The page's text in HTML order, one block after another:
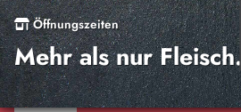
Öffnungszeiten
Mehr als nur Fleisch.